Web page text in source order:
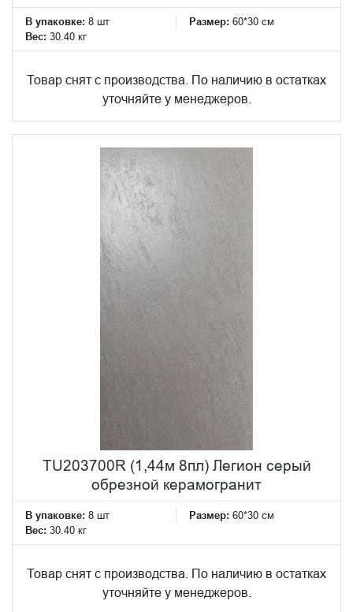
В упаковке: 8 шт Размер: 60*30 см
Вес: 30.40 кг
Товар снят с производства. По наличию в остатках
уточняйте у менеджеров.
TU203700R (1,44м 8пл) Легион серый
обрезной керамогранит
В упаковке: 8 шт Размер: 60*30 см
Вес: 30.40 кг
Товар снят с производства. По наличию в остатках
уточняйте у менеджеров.